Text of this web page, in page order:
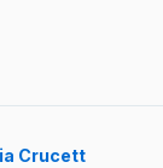
Crucett